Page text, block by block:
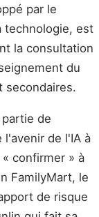
par le
technologie, est
la consultation
du
secondaires.
de
l'avenir de l'IA à
confirmer » à
FamilyMart, le
de risque